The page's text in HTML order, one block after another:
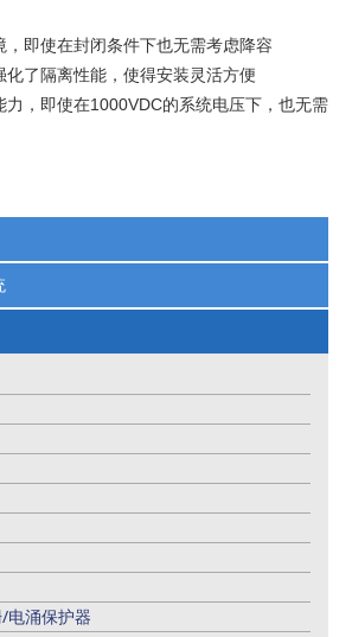
，即使在封闭条件下也无需考虑降容
化了隔离性能，使得安装灵活方便
力，即使在1000VDC的系统电压下，也无需
压力传感器
系统
电涌保护器